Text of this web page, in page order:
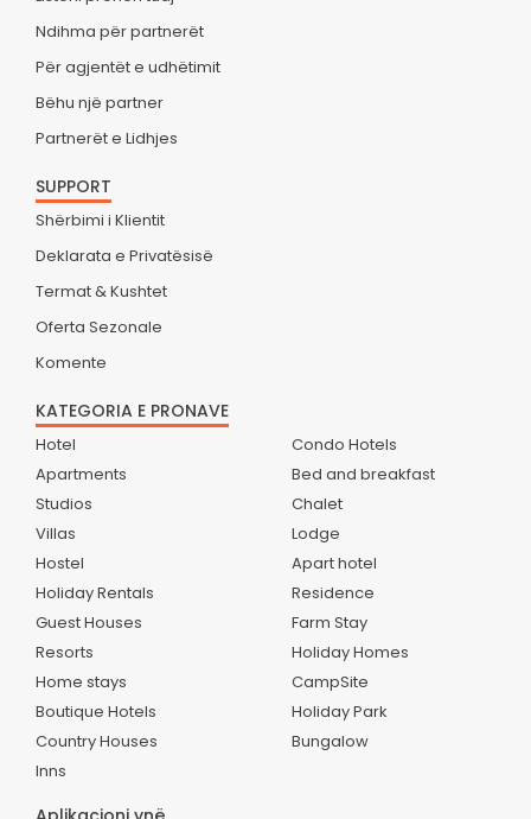
Ndihma për partnerët
Për agjentët e udhëtimit
Bëhu një partner
Partnerët e Lidhjes
SUPPORT
Shërbimi i Klientit
Deklarata e Privatësisë
Termat & Kushtet
Oferta Sezonale
Komente
KATEGORIA E PRONAVE
Hotel
Apartments
Studios
Villas
Hostel
Holiday Rentals
Guest Houses
Resorts
Home stays
Boutique Hotels
Country Houses
Inns
Condo Hotels
Bed and breakfast
Chalet
Lodge
Apart hotel
Residence
Farm Stay
Holiday Homes
CampSite
Holiday Park
Bungalow